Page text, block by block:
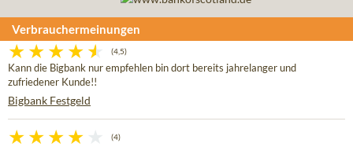
Verbrauchermeinungen
(4,5)
Kann die Bigbank nur empfehlen bin dort bereits jahrelanger und
zufriedener Kunde!!
Bigbank Festgeld
(4)